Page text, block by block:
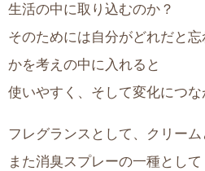
生活の中に取り込むのか？
そのためには自分がどれだと
かを考えの中に入れると
使いやすく、そして変化につな
フレグランスとして、クリーム
また消臭スプレーの一種として